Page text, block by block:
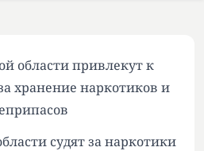
области привлекут к
хранение наркотиков и
судят за наркотики